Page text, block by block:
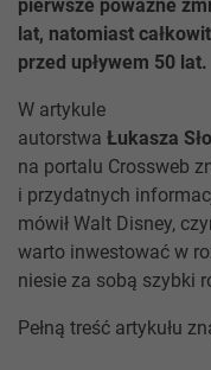
pierwsze poważne
lat, natomiast
przed upływem 50 lat.
W artykule
autorstwa Łukasza
na portalu Crossweb
i przydatnych
mówił Walt Disney,
warto inwestować w
niesie za sobą szybki
Pełną treść artykułu